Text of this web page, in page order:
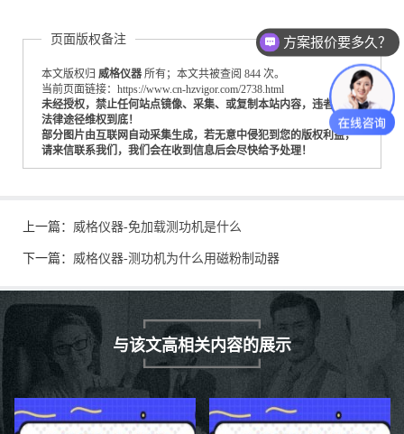
页面版权备注
本文版权归 威格仪器 所有；本文共被查阅 844 次。
当前页面链接：https://www.cn-hzvigor.com/2738.html
未经授权，禁止任何站点镜像、采集、或复制本站内容，违者通过
法律途径维权到底！
部分图片由互联网自动采集生成，若无意中侵犯到您的版权利益，
请来信联系我们，我们会在收到信息后会尽快给予处理！
上一篇： 威格仪器-免加载测功机是什么
下一篇： 威格仪器-测功机为什么用磁粉制动器
与该文高相关内容的展示
方案报价要多久？